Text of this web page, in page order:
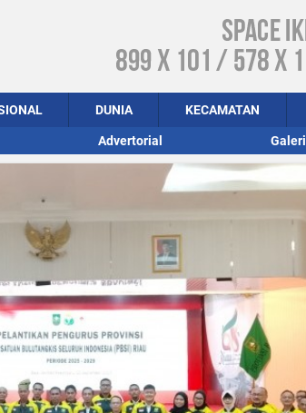
DUNIA KECAMATAN
Advertorial Galeri